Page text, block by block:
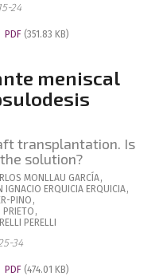
24
PDF (351.83 KB)
meniscal
transplantation. Is
solution?
MONLLAU GARCÍA,
IGNACIO ERQUICIA ERQUICIA,
PINO ,
PRIETO ,
PERELLI
34
PDF (474.01 KB)